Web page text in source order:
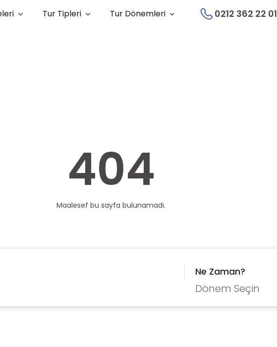
Tur Tipleri Tur Dönemleri 0212 362 22 01
404
Maalesef bu sayfa bulunamadı.
Ne Zaman?
Dönem Seçin